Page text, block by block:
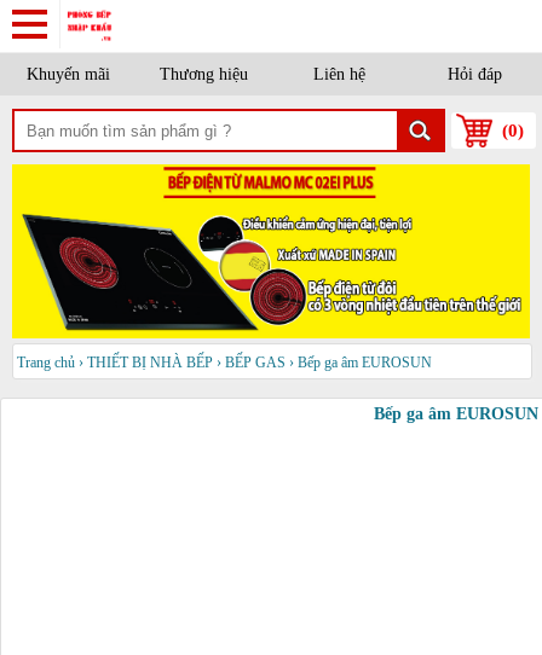
Khuyến mãi Thương hiệu Liên hệ Hỏi đáp
(0)
Trang chủ › THIẾT BỊ NHÀ BẾP › BẾP GAS › Bếp ga âm EUROSUN
Bếp ga âm